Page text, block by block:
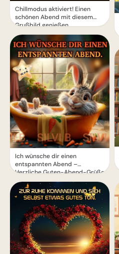
Chillmodus aktiviert! Einen
schönen Abend mit diesem
Grußbild genießen.
Ich wünsche dir einen
entspannten Abend –
Herzliche Guten-Abend-Grüße